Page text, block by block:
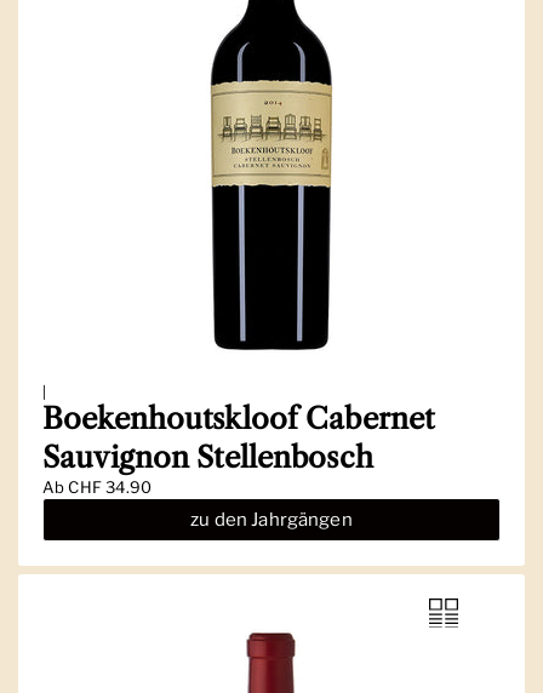
|
Boekenhoutskloof Cabernet
Sauvignon Stellenbosch
AbCHF 34.90
zu den Jahrgängen